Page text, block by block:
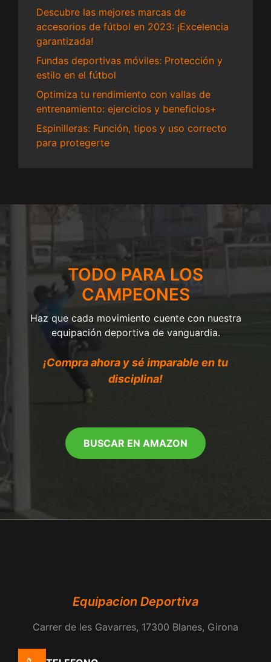
Descubre las mejores marcas de
accesorios de fútbol en 2023: ¡Excelencia
garantizada!
Fundas deportivas móviles: Protección y
estilo en el fútbol
Optimiza tu rendimiento con vallas de
entrenamiento: ejercicios y beneficios+
Espinilleras: Función, tipos y uso correcto
para protegerte
TODO PARA LOS
CAMPEONES
Haz que cada movimiento cuente con nuestra
equipación deportiva de vanguardia.
¡Compra ahora y sé imparable en tu
disciplina!
BUSCAR EN AMAZON
Equipacion Deportiva
Carrer de les Gavarres, 17300 Blanes, Girona